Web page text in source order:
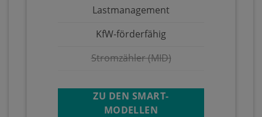
Lastmanagement
KfW-förderfähig
Stromzähler (MID)
ZU DEN SMART-
MODELLEN